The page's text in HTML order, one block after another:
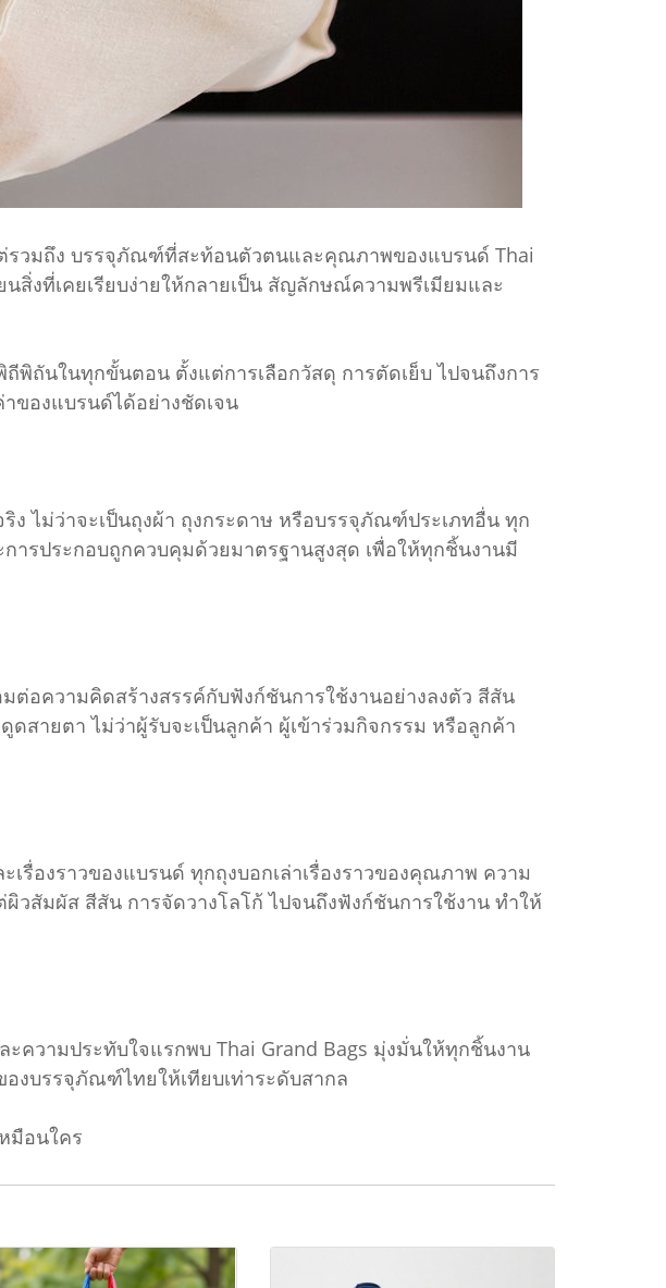
รวมถึง บรรจุภัณฑ์ที่สะท้อนตัวตนและคุณภาพของแบรนด์ Thai
งที่เคยเรียบง่ายให้กลายเป็น สัญลักษณ์ความพรีเมียมและ
พิถันในทุกขั้นตอน ตั้งแต่การเลือกวัสดุ การตัดเย็บ ไปจนถึงการ
องแบรนด์ได้อย่างชัดเจน
ง ไม่ว่าจะเป็นถุงผ้า ถุงกระดาษ หรือบรรจุภัณฑ์ประเภทอื่น ทุก
ารประกอบถูกควบคุมด้วยมาตรฐานสูงสุด เพื่อให้ทุกชิ้นงานมี
ต่อความคิดสร้างสรรค์กับฟังก์ชันการใช้งานอย่างลงตัว สีสัน
สายตา ไม่ว่าผู้รับจะเป็นลูกค้า ผู้เข้าร่วมกิจกรรม หรือลูกค้า
รื่องราวของแบรนด์ ทุกถุงบอกเล่าเรื่องราวของคุณภาพ ความ
สัมผัส สีสัน การจัดวางโลโก้ ไปจนถึงฟังก์ชันการใช้งาน ทำให้
วามประทับใจแรกพบ Thai Grand Bags มุ่งมั่นให้ทุกชิ้นงาน
งบรรจุภัณฑ์ไทยให้เทียบเท่าระดับสากล
มือนใคร